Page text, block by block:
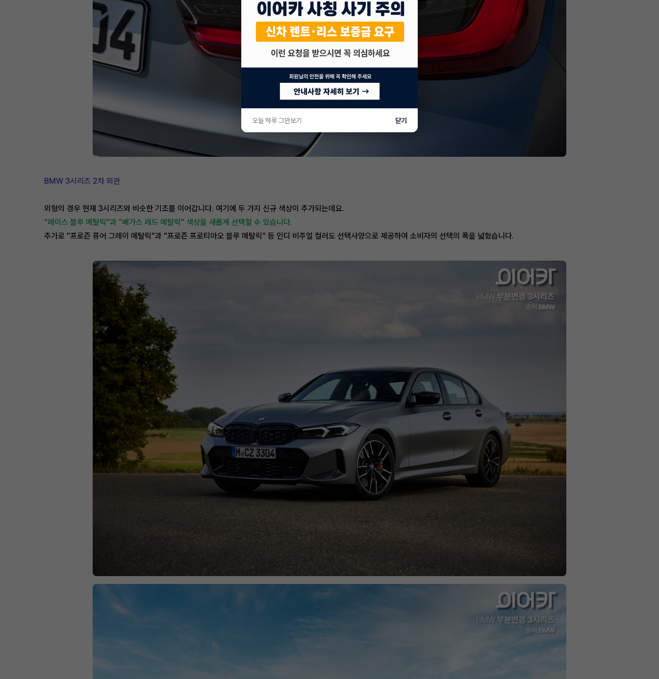
BMW 3시리즈 2차 외관
외형의 경우 현재 3시리즈와 비슷한 기조를 이어갑니다. 여기에 두 가지 신규 색상이 추가되는데요.
"레이스 블루 메탈릭"과 "베가스 레드 메탈릭" 색상을 새롭게 선택할 수 있습니다.
추가로 "프로즌 퓨어 그레이 메탈릭"과 "프로즌 프로티마오 블루 메탈릭" 등 인디 비주얼 컬러도 선택사양으로 제공하여 소비자의 선택의 폭을 넓혔습니다.
오늘 하루 그만보기 닫기